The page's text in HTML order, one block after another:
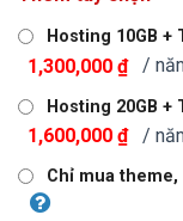
là:
Hosting 10GB
1,300,000 ₫ /
Hosting 20GB
1,600,000 ₫ /
Chỉ mua